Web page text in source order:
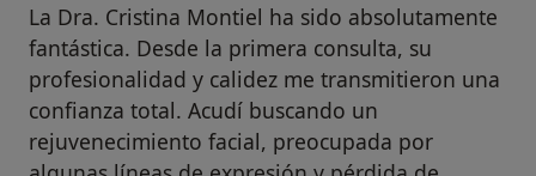
La Dra. Cristina Montiel ha sido absolutamente
fantástica. Desde la primera consulta, su
profesionalidad y calidez me transmitieron una
confianza total. Acudí buscando un
rejuvenecimiento facial, preocupada por